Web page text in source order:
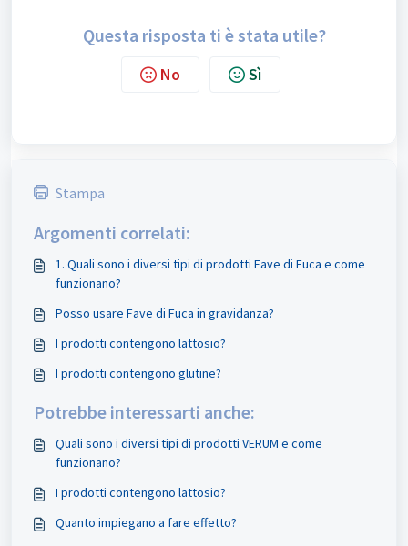
Questa risposta ti è stata utile?
No Sì
Stampa
Argomenti correlati:
1. Quali sono i diversi tipi di prodotti Fave di Fuca e come
funzionano?
Posso usare Fave di Fuca in gravidanza?
I prodotti contengono lattosio?
I prodotti contengono glutine?
Potrebbe interessarti anche:
Quali sono i diversi tipi di prodotti VERUM e come
funzionano?
I prodotti contengono lattosio?
Quanto impiegano a fare effetto?